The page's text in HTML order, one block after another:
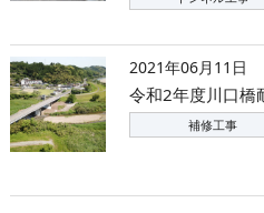
2021年06月11日
令和2年度川口橋
補修工事